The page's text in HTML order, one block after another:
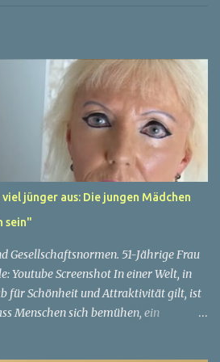
jünger aus: Die jungen Mädchen
sein"
Gesellschaftsnormen. 51-Jährige Frau
Youtube Screenshot In einer Welt, in
für Schönheit und Attraktivität gilt, ist
Menschen sich bemühen, ein